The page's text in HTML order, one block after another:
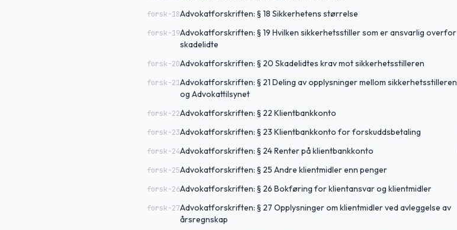
forsk-18Advokatforskriften: § 18 Sikkerhetens størrelse
forsk-19Advokatforskriften: § 19 Hvilken sikkerhetsstiller som er ansvarlig overfor
skadelidte
forsk-20Advokatforskriften: § 20 Skadelidtes krav mot sikkerhetsstilleren
forsk-21Advokatforskriften: § 21 Deling av opplysninger mellom sikkerhetsstilleren
og Advokattilsynet
forsk-22Advokatforskriften: § 22 Klientbankkonto
forsk-23Advokatforskriften: § 23 Klientbankkonto for forskuddsbetaling
forsk-24Advokatforskriften: § 24 Renter på klientbankkonto
forsk-25Advokatforskriften: § 25 Andre klientmidler enn penger
forsk-26Advokatforskriften: § 26 Bokføring for klientansvar og klientmidler
forsk-27Advokatforskriften: § 27 Opplysninger om klientmidler ved avleggelse av
årsregnskap